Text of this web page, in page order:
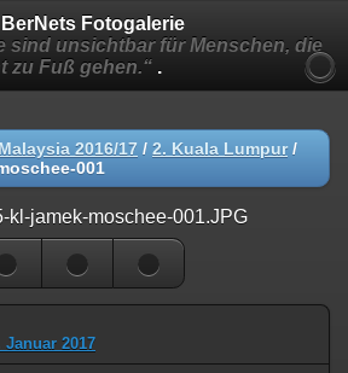
BerNets Fotogalerie
sind unsichtbar für Menschen, die
zu Fuß gehen.“ .
Malaysia 2016/17 / 2. Kuala Lumpur/
001
Januar 2017